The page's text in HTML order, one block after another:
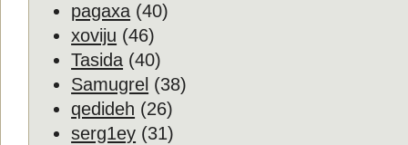
pagaxa (40)
xoviju (46)
Tasida (40)
Samugrel (38)
qedideh (26)
serg1ey (31)